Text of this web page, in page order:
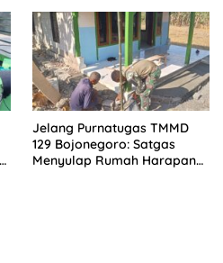
Jelang Purnatugas TMMD
129 Bojonegoro: Satgas
Menyulap Rumah Harapan